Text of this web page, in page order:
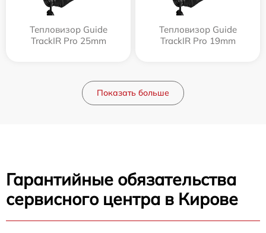
Тепловизор Guide
TrackIR Pro 25mm
Тепловизор Guide
TrackIR Pro 19mm
Показать больше
Гарантийные обязательства
сервисного центра в Кирове